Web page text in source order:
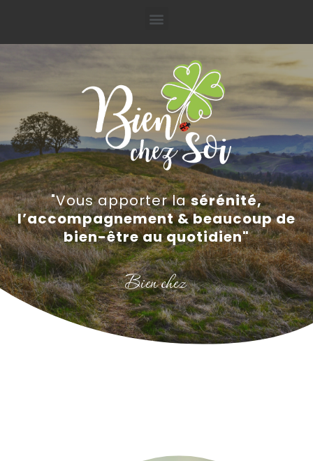
"Vous apporter lasérénité,
l’accompagnement & beaucoup de
bien-être au quotidien"
Bienchezsoi,bienvenu